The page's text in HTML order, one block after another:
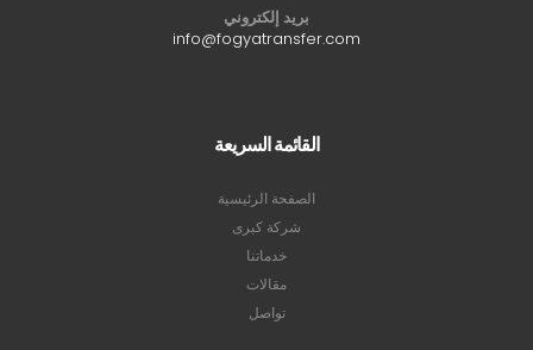
بريد إلكتروني
info@fogyatransfer.com
القائمة السريعة
الصفحة الرئيسية
شركة كبرى
خدماتنا
مقالات
تواصل